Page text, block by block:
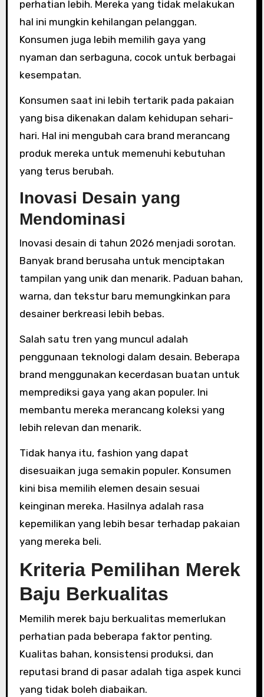
perhatian lebih. Mereka yang tidak melakukan
hal ini mungkin kehilangan pelanggan.
Konsumen juga lebih memilih gaya yang
nyaman dan serbaguna, cocok untuk berbagai
kesempatan.
Konsumen saat ini lebih tertarik pada pakaian
yang bisa dikenakan dalam kehidupan sehari-
hari. Hal ini mengubah cara brand merancang
produk mereka untuk memenuhi kebutuhan
yang terus berubah.
Inovasi Desain yang
Mendominasi
Inovasi desain di tahun 2026 menjadi sorotan.
Banyak brand berusaha untuk menciptakan
tampilan yang unik dan menarik. Paduan bahan,
warna, dan tekstur baru memungkinkan para
desainer berkreasi lebih bebas.
Salah satu tren yang muncul adalah
penggunaan teknologi dalam desain. Beberapa
brand menggunakan kecerdasan buatan untuk
memprediksi gaya yang akan populer. Ini
membantu mereka merancang koleksi yang
lebih relevan dan menarik.
Tidak hanya itu, fashion yang dapat
disesuaikan juga semakin populer. Konsumen
kini bisa memilih elemen desain sesuai
keinginan mereka. Hasilnya adalah rasa
kepemilikan yang lebih besar terhadap pakaian
yang mereka beli.
Kriteria Pemilihan Merek
Baju Berkualitas
Memilih merek baju berkualitas memerlukan
perhatian pada beberapa faktor penting.
Kualitas bahan, konsistensi produksi, dan
reputasi brand di pasar adalah tiga aspek kunci
yang tidak boleh diabaikan.